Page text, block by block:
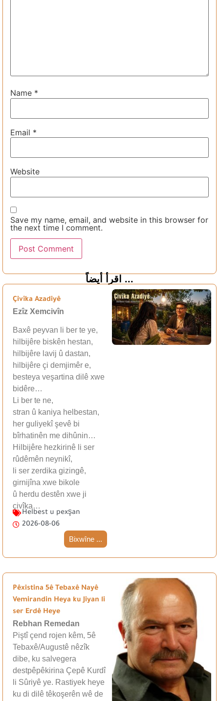
Name *
Email *
Website
Save my name, email, and website in this browser for
the next time I comment.
اقرأ أيضاً ...
Çivîka Azadiyê
Ezîz Xemcivîn
Baxê peyvan li ber te ye,
hilbijêre biskên hestan,
hilbijêre lavij û dastan,
hilbijêre çi demjimêr e,
besteya veşartina dilê xwe
bidêre…
Li ber te ne,
stran û kaniya helbestan,
her guliyekî şevê bi
bîrhatinên me dihûnin…
Hilbijêre hezkirinê li ser
rûdêmên neynikî,
li ser zerdika gizingê,
girnijîna xwe bikole
û herdu destên xwe ji
çivîka…
Helbest u pexşan
2026-08-06
Bixwîne ...
Pêxistina 5ê Tebaxê Nayê
Vemirandin Heya ku Jiyan li
ser Erdê Heye
Rebhan Remedan
Piştî çend rojen kêm, 5ê
Tebaxê/Augustê nêzîk
dibe, ku salvegera
destpêpêkirina Çepê Kurdî
li Sûriyê ye. Rastiyek heye
ku di dilê têkoşerên wê de